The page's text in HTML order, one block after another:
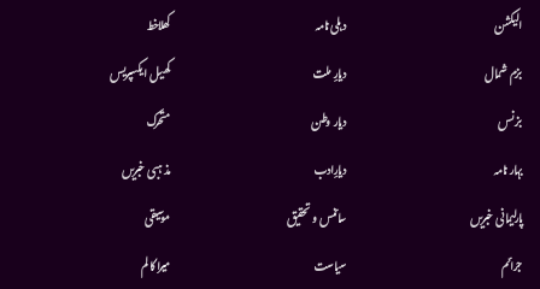
الیکشن
بزم شمال
بزنس
بہار نامہ
پارلیمانی خبریں
جرائم
دہلی نامہ
دیارِ ملت
دیار وطن
دیارِادب
سائنس و تحقیق
سیاست
کھلاخط
کھیل ایکسپریس
متحرك
مذہبی خبریں
موسيقى
میرا کالم